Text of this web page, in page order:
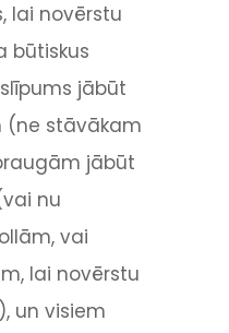
lai novērstu
būtiskus
jābūt
(ne stāvākam
jābūt
nu
vai
lai novērstu
un visiem